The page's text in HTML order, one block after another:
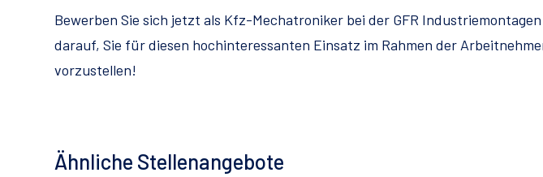
Bewerben Sie sich jetzt als Kfz-Mechatroniker bei der GFR
darauf, Sie für diesen hochinteressanten Einsatz im Rahmen der
vorzustellen!
Ähnliche Stellenangebote